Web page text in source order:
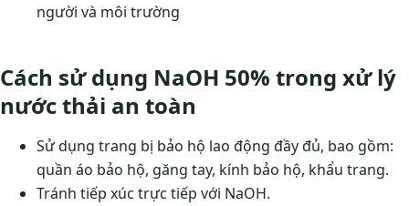
người và môi trường
Cách sử dụng NaOH 50% trong xử lý
nước thải an toàn
Sử dụng trang bị bảo hộ lao động đầy đủ, bao gồm:
quần áo bảo hộ, găng tay, kính bảo hộ, khẩu trang.
Tránh tiếp xúc trực tiếp với NaOH.